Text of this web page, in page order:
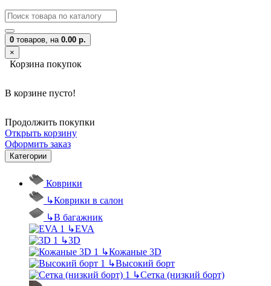
0 товаров, на 0.00 р.
×
Корзина покупок
В корзине пусто!
Продолжить покупки
Открыть корзину
Оформить заказ
Категории
Коврики
↳Коврики в салон
↳В багажник
↳EVA
↳3D
↳Кожаные 3D
↳Высокий борт
↳Сетка (низкий борт)